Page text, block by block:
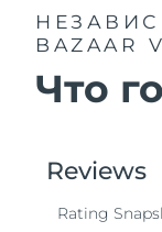
BAZAAR
Что